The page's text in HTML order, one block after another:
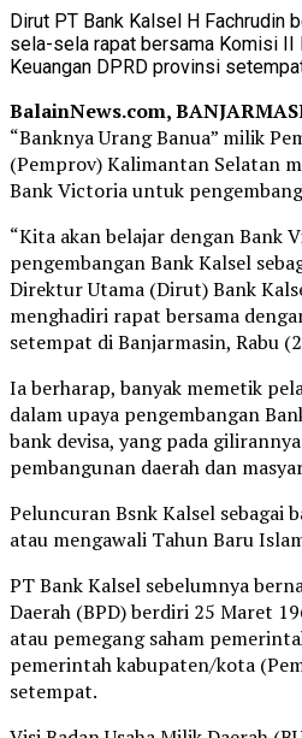
Dirut PT Bank Kalsel H Fachrudin
sela-sela rapat bersama Komisi II
Keuangan DPRD provinsi
BalainNews.com,
“Banknya Urang Banua” milik
(Pemprov) Kalimantan Selatan
Bank Victoria untuk
“Kita akan belajar dengan Bank
pengembangan Bank Kalsel
Direktur Utama (Dirut) Bank
menghadiri rapat bersama
setempat di Banjarmasin, Rabu
Ia berharap, banyak memetik
dalam upaya pengembangan
bank devisa, yang pada
pembangunan daerah dan
Peluncuran Bsnk Kalsel sebagai
atau mengawali Tahun Baru
PT Bank Kalsel sebelumnya
Daerah (BPD) berdiri 25 Maret
atau pemegang saham
pemerintah kabupaten/kota
setempat.